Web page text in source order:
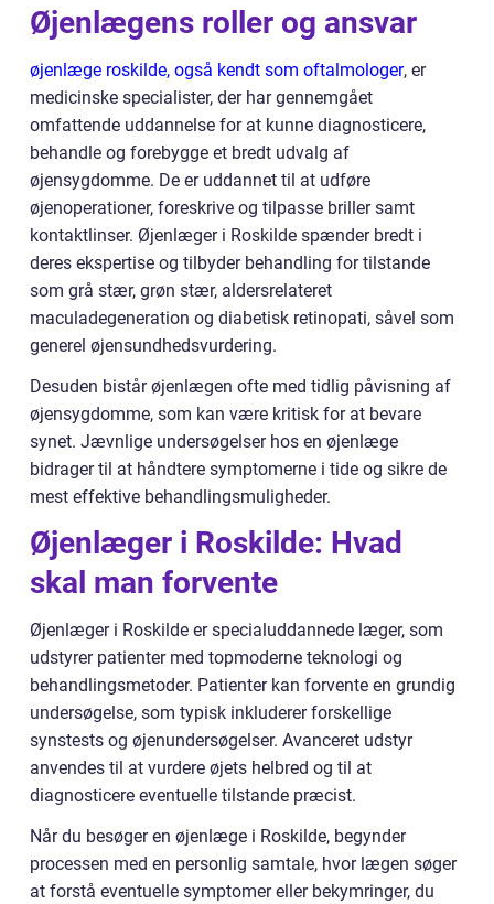
Øjenlægens roller og ansvar
øjenlæge roskilde, også kendt som oftalmologer, er
medicinske specialister, der har gennemgået
omfattende uddannelse for at kunne diagnosticere,
behandle og forebygge et bredt udvalg af
øjensygdomme. De er uddannet til at udføre
øjenoperationer, foreskrive og tilpasse briller samt
kontaktlinser. Øjenlæger i Roskilde spænder bredt i
deres ekspertise og tilbyder behandling for tilstande
som grå stær, grøn stær, aldersrelateret
maculadegeneration og diabetisk retinopati, såvel som
generel øjensundhedsvurdering.
Desuden bistår øjenlægen ofte med tidlig påvisning af
øjensygdomme, som kan være kritisk for at bevare
synet. Jævnlige undersøgelser hos en øjenlæge
bidrager til at håndtere symptomerne i tide og sikre de
mest effektive behandlingsmuligheder.
Øjenlæger i Roskilde: Hvad
skal man forvente
Øjenlæger i Roskilde er specialuddannede læger, som
udstyrer patienter med topmoderne teknologi og
behandlingsmetoder. Patienter kan forvente en grundig
undersøgelse, som typisk inkluderer forskellige
synstests og øjenundersøgelser. Avanceret udstyr
anvendes til at vurdere øjets helbred og til at
diagnosticere eventuelle tilstande præcist.
Når du besøger en øjenlæge i Roskilde, begynder
processen med en personlig samtale, hvor lægen søger
at forstå eventuelle symptomer eller bekymringer, du